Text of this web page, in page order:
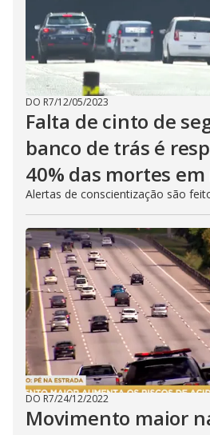
DO R7/12/05/2023
Falta de cinto de
banco de trás é
40% das mortes
Alertas de conscientização são
DO R7/24/12/2022
Movimento maior